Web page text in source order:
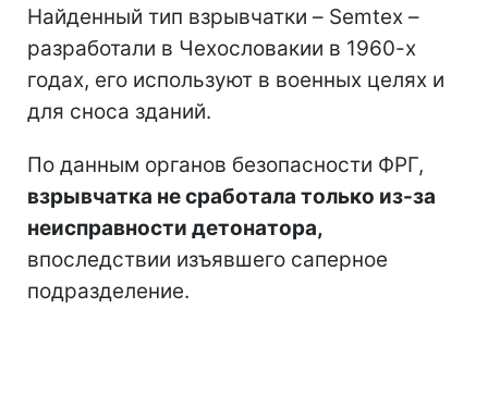
Найденный тип взрывчатки – Semtex –
разработали в Чехословакии в 1960-х
годах, его используют в военных целях и
для сноса зданий.
По данным органов безопасности ФРГ,
взрывчатка не сработала только из-за
неисправности детонатора,
впоследствии изъявшего саперное
подразделение.